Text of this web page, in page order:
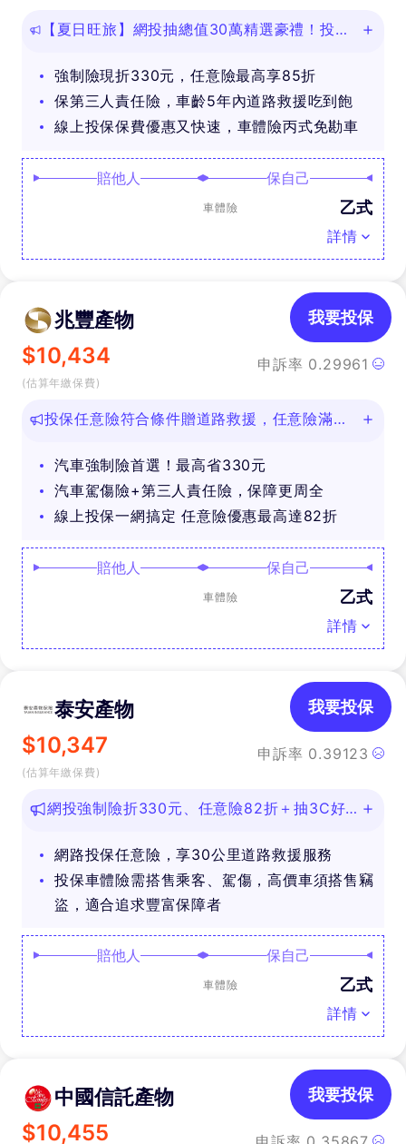
【夏日旺旅】網投抽總值30萬精選豪禮！投保
強制險現折330元，任意險最高享85折
保第三人責任險，車齡5年內道路救援吃到飽
線上投保保費優惠又快速，車體險丙式免勘車
賠他人 保自己
車體險 乙式
詳情
兆豐產物
$10,434
(估算年繳保費)
申訴率 0.29961
我要投保
投保任意險符合條件贈道路救援，任意險滿
汽車強制險首選！最高省330元
汽車駕傷險+第三人責任險，保障更周全
線上投保一網搞定 任意險優惠最高達82折
賠他人 保自己
車體險 乙式
詳情
泰安產物
$10,347
(估算年繳保費)
申訴率 0.39123
我要投保
網投強制險折330元、任意險82折＋抽3C好
網路投保任意險，享30公里道路救援服務
投保車體險需搭售乘客、駕傷，高價車須搭售竊
盜，適合追求豐富保障者
賠他人 保自己
車體險 乙式
詳情
中國信託產物
$10,455
我要投保